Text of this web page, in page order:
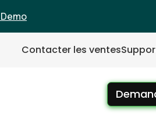
Contacter les ventes